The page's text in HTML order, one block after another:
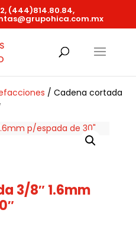
(444)814.80.84,
/ Cadena cortada
3/8″ 1.6mm